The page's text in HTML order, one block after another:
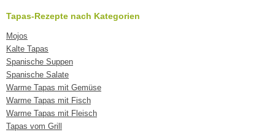
Tapas-Rezepte nach Kategorien
Mojos
Kalte Tapas
Spanische Suppen
Spanische Salate
Warme Tapas mit Gemüse
Warme Tapas mit Fisch
Warme Tapas mit Fleisch
Tapas vom Grill